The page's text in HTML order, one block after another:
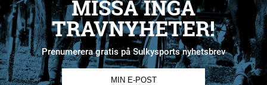
MISSA INGA
TRAVNYHETER!
Prenumerera gratis på Sulkysports nyhetsbrev